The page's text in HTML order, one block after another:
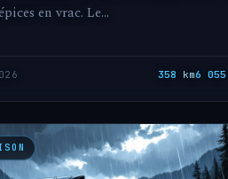
en vrac. Le…
358 km6 055